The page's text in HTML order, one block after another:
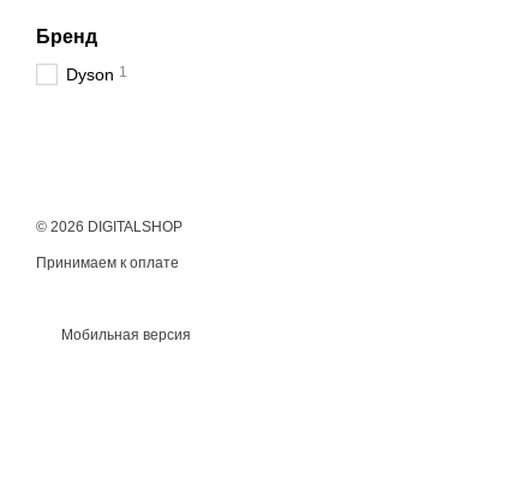
Бренд
Dyson 1
© 2026 DIGITALSHOP
Принимаем к оплате
Мобильная версия